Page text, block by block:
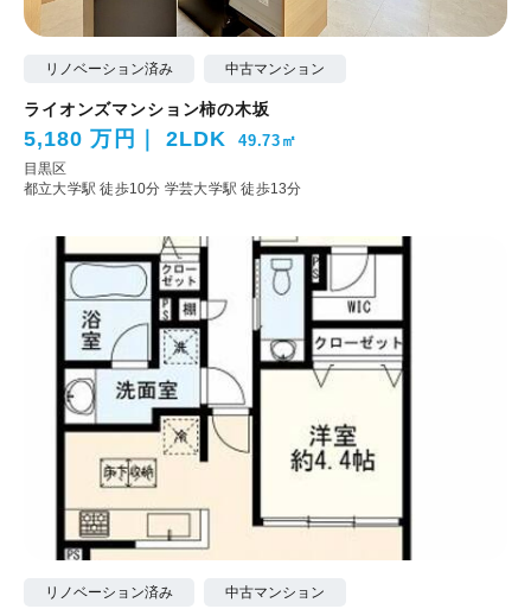
リノベーション済み 中古マンション
ライオンズマンション柿の木坂
5,180 万円 2LDK 49.73㎡
目黒区
都立大学駅 徒歩10分 学芸大学駅 徒歩13分
リノベーション済み 中古マンション